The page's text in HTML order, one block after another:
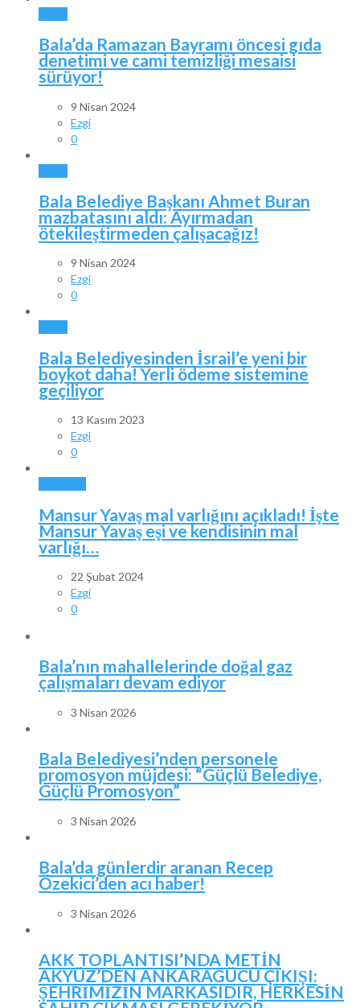
Bala’da Ramazan Bayramı öncesi gıda
denetimi ve cami temizliği mesaisi
sürüyor!
9 Nisan 2024
Ezgi
0
Bala Belediye Başkanı Ahmet Buran
mazbatasını aldı: Ayırmadan
ötekileştirmeden çalışacağız!
9 Nisan 2024
Ezgi
0
Bala Belediyesinden İsrail’e yeni bir
boykot daha! Yerli ödeme sistemine
geçiliyor
13 Kasım 2023
Ezgi
0
Mansur Yavaş mal varlığını açıkladı! İşte
Mansur Yavaş eşi ve kendisinin mal
varlığı…
22 Şubat 2024
Ezgi
0
Bala’nın mahallelerinde doğal gaz
çalışmaları devam ediyor
3 Nisan 2026
Bala Belediyesi’nden personele
promosyon müjdesi: “Güçlü Belediye,
Güçlü Promosyon”
3 Nisan 2026
Bala’da günlerdir aranan Recep
Özekici’den acı haber!
3 Nisan 2026
AKK TOPLANTISI’NDA METİN
AKYÜZ’DEN ANKARAGÜCÜ ÇIKIŞI:
ŞEHRİMİZİN MARKASIDIR, HERKESİN